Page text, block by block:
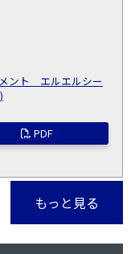
ント エルエルシー
PDF
もっと見る